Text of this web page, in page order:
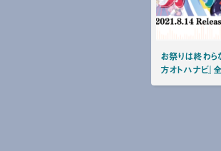
お祭りは終わら
方オトハナビ』